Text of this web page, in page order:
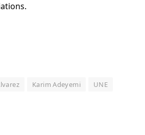
Karim Adeyemi UNE